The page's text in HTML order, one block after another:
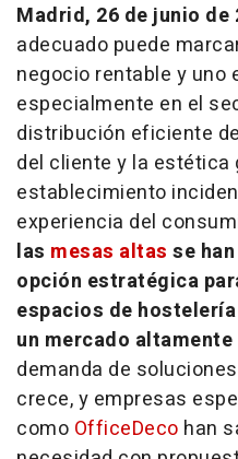
Madrid, 26 de junio de
adecuado puede
negocio rentable y uno
especialmente en el
distribución eficiente
del cliente y la estética
establecimiento
experiencia del
las mesas altas se
opción estratégica
espacios de
un mercado
demanda de
crece, y empresas
como OfficeDeco han